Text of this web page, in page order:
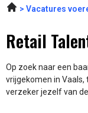
Vacatures
Retail
Op zoek naar een
vrijgekomen in Vaals,
verzeker jezelf van